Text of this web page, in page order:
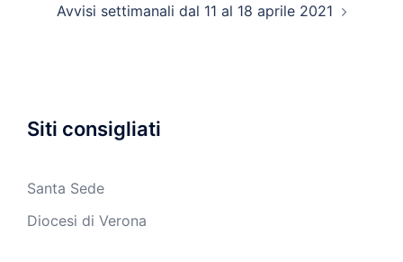
Avvisi settimanali dal 11 al 18 aprile 2021
Siti consigliati
Santa Sede
Diocesi di Verona